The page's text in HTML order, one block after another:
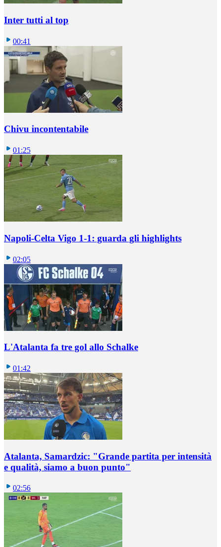
Inter tutti al top
00:41
Chivu incontentabile
01:25
Napoli-Celta Vigo 1-1: guarda gli highlights
02:05
L'Atalanta fa tre gol allo Schalke
01:42
Atalanta, Samardzic: "Grande partita per intensità
e qualità, siamo a buon punto"
02:56